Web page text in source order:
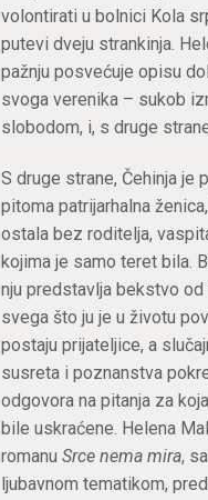
volontirati u bolnici Kola
putevi dveju strankinja.
pažnju posvećuje opisu
svoga verenika – sukob
slobodom, i, s druge
S druge strane, Čehinja je
pitoma patrijarhalna
ostala bez roditelja,
kojima je samo teret bila.
nju predstavlja bekstvo
svega što ju je u životu
postaju prijateljice, a
susreta i poznanstva
odgovora na pitanja za
bile uskraćene. Helena
romanu Srce nema mira,
ljubavnom tematikom,